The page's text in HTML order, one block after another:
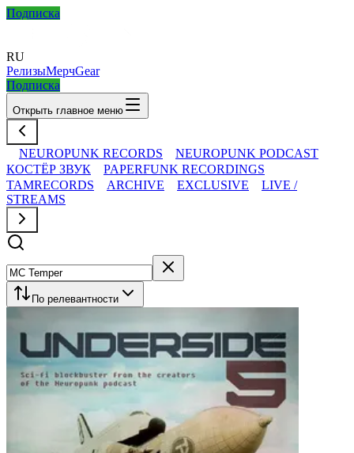
Подписка
RU
РелизыМерчGear
Подписка
Открыть главное меню
NEUROPUNK RECORDS
NEUROPUNK PODCAST
КОСТЁР ЗВУК
PAPERFUNK RECORDINGS
TAMRECORDS
ARCHIVE EXCLUSIVE
LIVE /
STREAMS
По релевантности